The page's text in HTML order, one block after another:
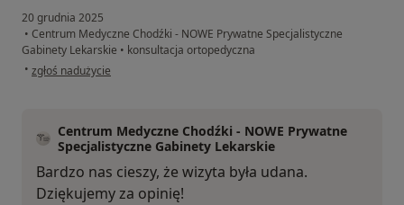
20 grudnia 2025
• Centrum Medyczne Chodźki - NOWE Prywatne Specjalistyczne
Gabinety Lekarskie • konsultacja ortopedyczna
• w opinii użytkownika A.G
zgłoś nadużycie
Centrum Medyczne Chodźki - NOWE Prywatne
Specjalistyczne Gabinety Lekarskie
Bardzo nas cieszy, że wizyta była udana.
Dziękujemy za opinię!